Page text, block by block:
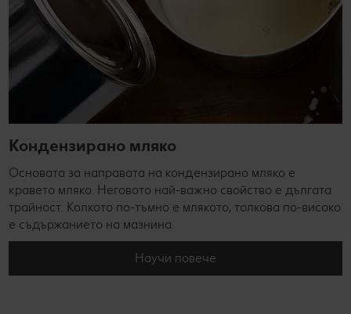
Кондензирано мляко
Основата за направата на кондензирано мляко е
кравето мляко. Неговото най-важно свойство е дългата
трайност. Колкото по-тъмно е млякото, толкова по-високо
е съдържанието на мазнина.
Научи повече